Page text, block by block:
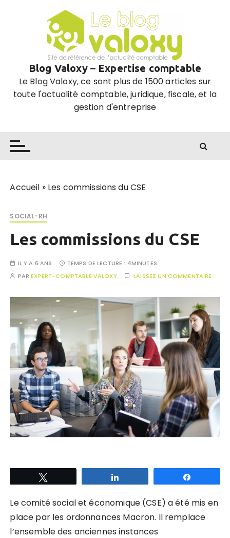
Blog Valoxy – Expertise comptable
Le Blog Valoxy, ce sont plus de 1500 articles sur
toute l'actualité comptable, juridique, fiscale, et la
gestion d'entreprise
Accueil » Les commissions du CSE
SOCIAL-RH
Les commissions du CSE
IL Y A 6 ANS TEMPS DE LECTURE : 4MINUTES
PAREXPERT-COMPTABLE VALOXY LAISSEZ UN COMMENTAIRE
Le comité social et économique (CSE) a été mis en
place par les ordonnances Macron. Il remplace
l’ensemble des anciennes instances